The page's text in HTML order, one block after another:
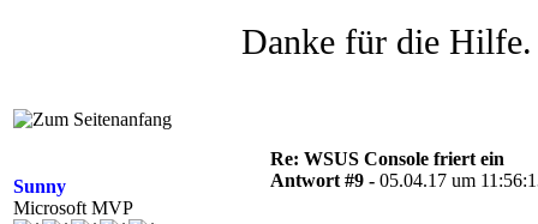
Danke für die Hilfe.
Sunny
Microsoft MVP
Re: WSUS Console friert ein
Antwort #9 - 05.04.17 um